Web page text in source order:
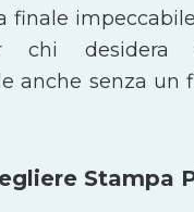
finale
chi desidera
anche senza un
Stampa